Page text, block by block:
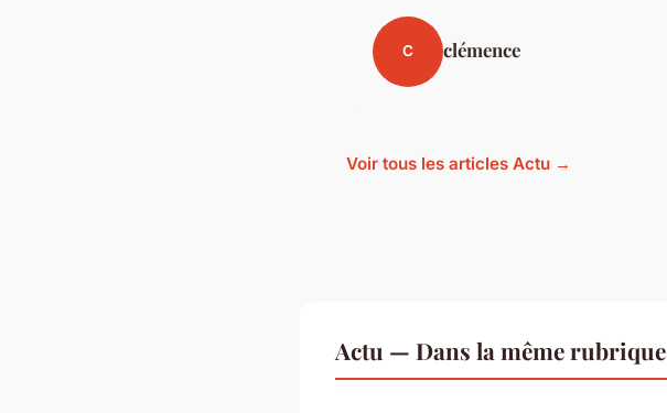
C clémence
Voir tous les articles Actu →
Actu — Dans la même rubrique